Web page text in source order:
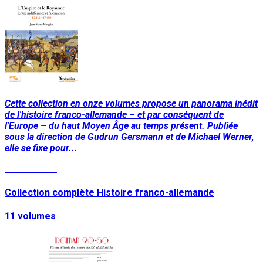
Cette collection en onze volumes propose un panorama inédit
de l'histoire franco-allemande – et par conséquent de
l'Europe – du haut Moyen Âge au temps présent. Publiée
sous la direction de Gudrun Gersmann et de Michael Werner,
elle se fixe pour...
Collection complète Histoire franco-allemande
11 volumes